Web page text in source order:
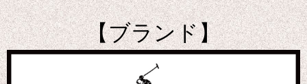
【ブランド】